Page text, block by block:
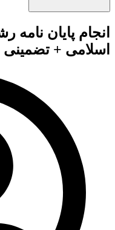
انجام پایان
اسلامی + تضمینی